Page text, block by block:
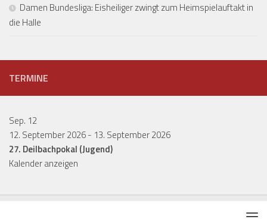
Damen Bundesliga: Eisheiliger zwingt zum Heimspielauftakt in
die Halle
TERMINE
Sep. 12
12. September 2026- 13. September 2026
27. Deilbachpokal (Jugend)
Kalender anzeigen